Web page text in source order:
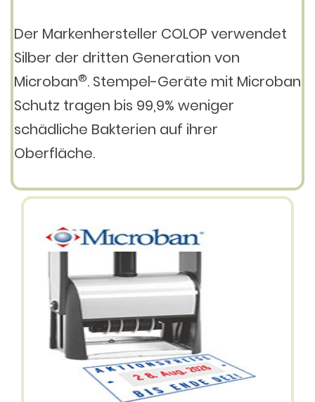
Der Markenhersteller COLOP verwendet
Silber der dritten Generation von
Microban®. Stempel-Geräte mit Microban
Schutz tragen bis 99,9% weniger
schädliche Bakterien auf ihrer
Oberfläche.